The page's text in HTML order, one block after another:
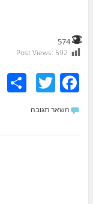
574
Post Views: 592
F
a
c
T
w
itt
S
השאר תגובה